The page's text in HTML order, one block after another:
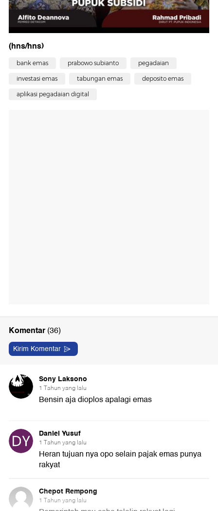
(hns/hns)
bank emas prabowo subianto pegadaian
investasi emas tabungan emas deposito emas
aplikasi pegadaian digital